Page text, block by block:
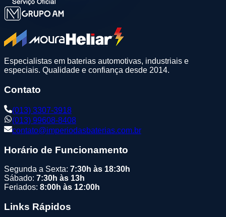
Especialistas em baterias automotivas, industriais e
especiais. Qualidade e confiança desde 2014.
Contato
(013) 3307-3918
(013) 99608-8408
contato@imperiodasbaterias.com.br
Horário de Funcionamento
Segunda a Sexta: 7:30h às 18:30h
Sábado: 7:30h às 13h
Feriados: 8:00h às 12:00h
Links Rápidos